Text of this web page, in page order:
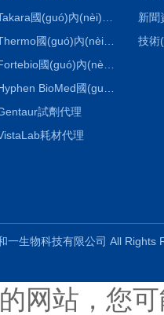
Thermo國(guó)內(nèi)代理
試劑代理
耗材代理
新聞
技術
一生物科技有限公司 All
网站，您